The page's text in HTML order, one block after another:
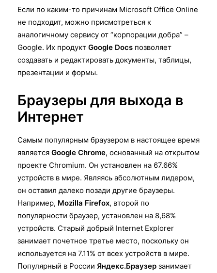
Если по каким-то причинам Microsoft Office Online
не подходит, можно присмотреться к
аналогичному сервису от “корпорации добра” –
Google. Их продукт Google Docs позволяет
создавать и редактировать документы, таблицы,
презентации и формы.
Браузеры для выхода в
Интернет
Самым популярным браузером в настоящее время
является Google Chrome, основанный на открытом
проекте Chromium. Он установлен на 67.66%
устройств в мире. Являясь абсолютным лидером,
он оставил далеко позади другие браузеры.
Например, Mozilla Firefox, второй по
популярности браузер, установлен на 8,68%
устройств. Старый добрый Internet Explorer
занимает почетное третье место, поскольку он
используется на 7.11% от всех устройств в мире.
Популярный в России Яндекс.Браузер занимает